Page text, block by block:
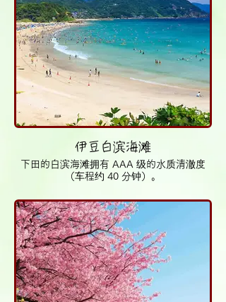
伊豆白滨海滩
下田的白滨海滩拥有 AAA 级的水质清澈度
（车程约 40 分钟）。